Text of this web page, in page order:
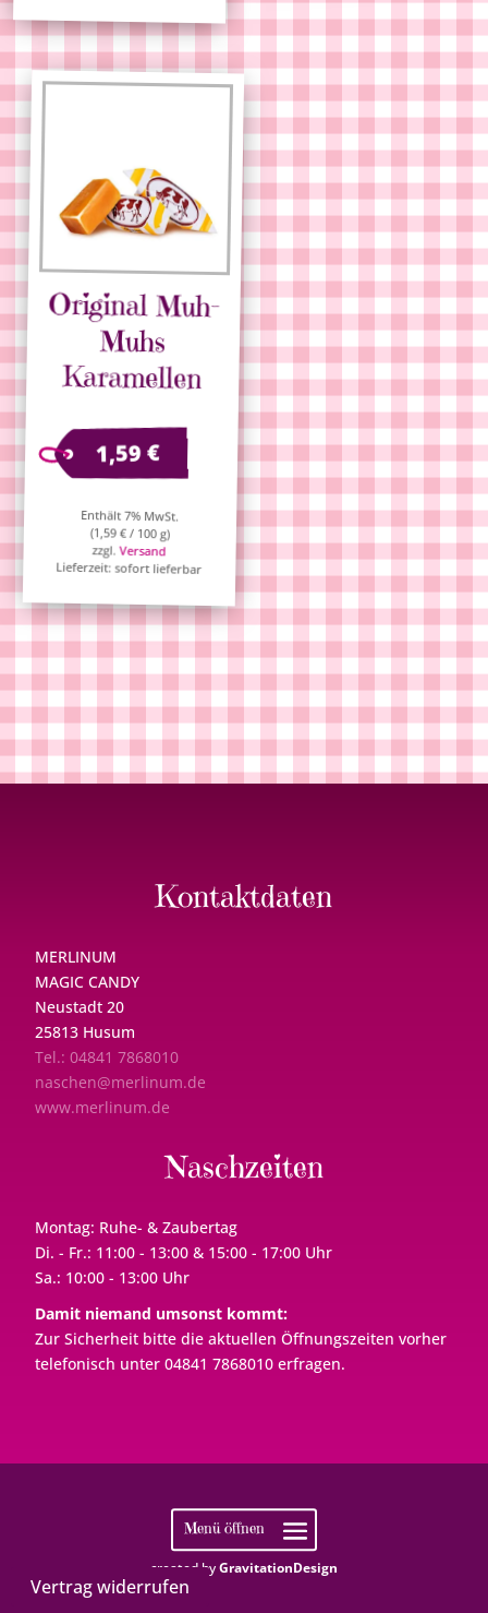
Original Muh-
Muhs
Karamellen
1,59€
Enthält 7% MwSt.
(1,59€/ 100 g)
zzgl.Versand
Lieferzeit: sofort lieferbar
Kontaktdaten
MERLINUM
MAGIC CANDY
Neustadt 20
25813 Husum
Tel.: 04841 7868010
naschen@merlinum.de
www.merlinum.de
Naschzeiten
Montag: Ruhe- & Zaubertag
Di. - Fr.: 11:00 - 13:00 & 15:00 - 17:00 Uhr
Sa.: 10:00 - 13:00 Uhr
Damit niemand umsonst kommt:
Zur Sicherheit bitte die aktuellen Öffnungszeiten vorher
telefonisch unter 04841 7868010 erfragen.
created byGravitationDesign
Vertrag widerrufen